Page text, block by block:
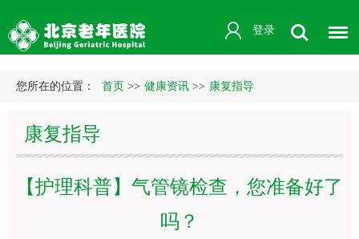
登录
您所在的位置： 首页 >> 健康资讯 >> 康复指导
康复指导
【护理科普】气管镜检查，您准备好了
吗？